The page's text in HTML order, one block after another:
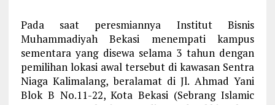
Pada saat peresmiannya Institut Bisnis
Muhammadiyah Bekasi menempati kampus
sementara yang disewa selama 3 tahun dengan
pemilihan lokasi awal tersebut di kawasan Sentra
Niaga Kalimalang, beralamat di Jl. Ahmad Yani
Blok B No.11-22, Kota Bekasi (Sebrang Islamic